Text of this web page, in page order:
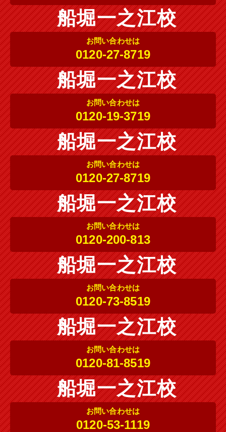
船堀一之江校
お問い合わせは
0120-27-8719
船堀一之江校
お問い合わせは
0120-19-3719
船堀一之江校
お問い合わせは
0120-27-8719
船堀一之江校
お問い合わせは
0120-200-813
船堀一之江校
お問い合わせは
0120-73-8519
船堀一之江校
お問い合わせは
0120-81-8519
船堀一之江校
お問い合わせは
0120-53-1119